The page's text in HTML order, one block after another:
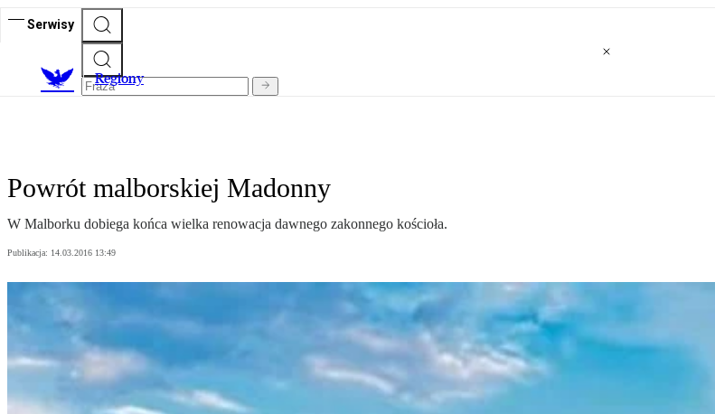
Serwisy
Regiony
Powrót malborskiej Madonny
W Malborku dobiega końca wielka renowacja dawnego zakonnego kościoła.
Publikacja: 14.03.2016 13:49